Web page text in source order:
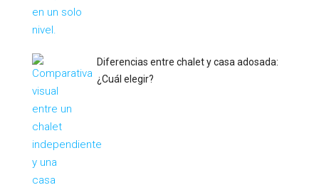
Diferencias entre chalet y casa adosada:
¿Cuál elegir?